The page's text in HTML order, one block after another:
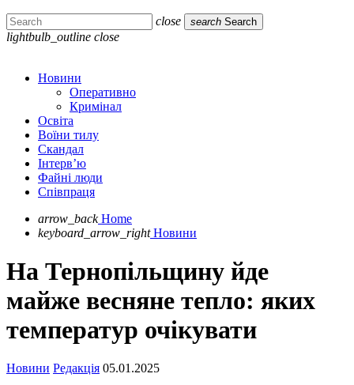
close search Search
lightbulb_outline close
Новини
Оперативно
Кримінал
Освіта
Воїни тилу
Скандал
Інтерв’ю
Файні люди
Співпраця
arrow_back Home
keyboard_arrow_right Новини
На Тернопільщину йде
майже весняне тепло: яких
температур очікувати
Новини Редакція 05.01.2025